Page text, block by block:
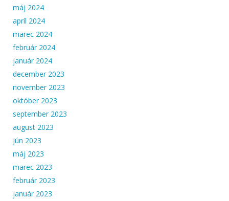
máj 2024
apríl 2024
marec 2024
február 2024
január 2024
december 2023
november 2023
október 2023
september 2023
august 2023
jún 2023
máj 2023
marec 2023
február 2023
január 2023